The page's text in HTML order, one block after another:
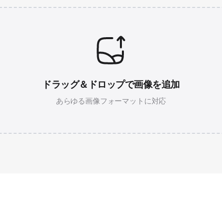
ドラッグ＆ドロップで画像を追加
あらゆる画像フォーマットに対応